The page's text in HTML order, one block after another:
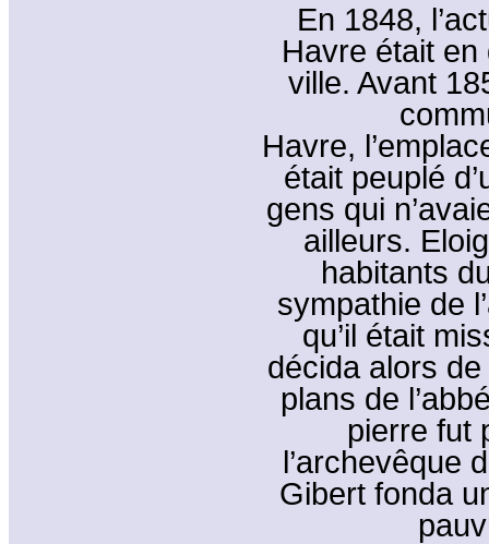
En 1848,
Havre était
ville. Avant
Havre,
était peuplé
gens qui
ailleurs.
habitants
sympathie de
qu’il était
décida alors
plans de
pierre fut
l’archevêque
Gibert fonda